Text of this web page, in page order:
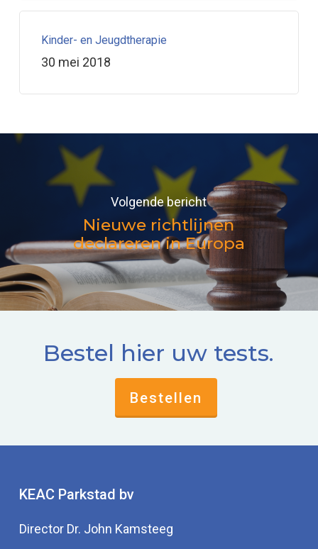
Kinder- en Jeugdtherapie
30 mei 2018
Volgende bericht
Nieuwe richtlijnen
declareren in Europa
Bestel hier uw tests.
Bestellen
KEAC Parkstad bv
Director Dr. John Kamsteeg